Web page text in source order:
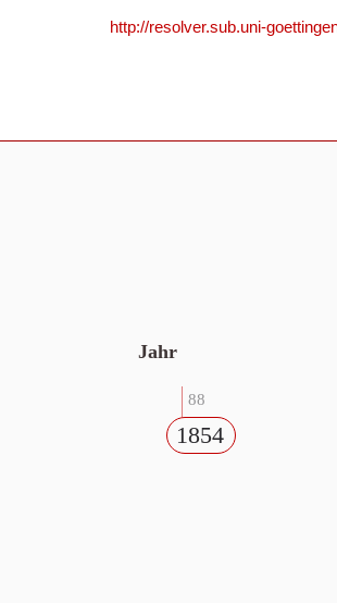
http://resolver.sub.uni-
Jahr
88
1854